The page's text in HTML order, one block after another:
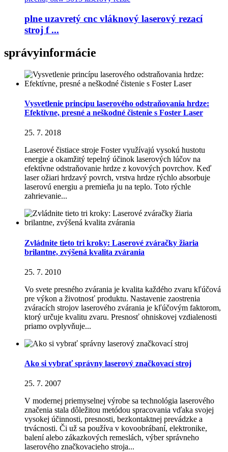
plne uzavretý cnc vláknový laserový rezací
stroj f ...
správyinformácie
Vysvetlenie princípu laserového odstraňovania hrdze:
Efektívne, presné a neškodné čistenie s Foster Laser
25. 7. 2018
Laserové čistiace stroje Foster využívajú vysokú hustotu
energie a okamžitý tepelný účinok laserových lúčov na
efektívne odstraňovanie hrdze z kovových povrchov. Keď
laser ožiari hrdzavý povrch, vrstva hrdze rýchlo absorbuje
laserovú energiu a premieňa ju na teplo. Toto rýchle
zahrievanie...
Zvládnite tieto tri kroky: Laserové zváračky žiaria
brilantne, zvýšená kvalita zvárania
25. 7. 2010
Vo svete presného zvárania je kvalita každého zvaru kľúčová
pre výkon a životnosť produktu. Nastavenie zaostrenia
zváracích strojov laserového zvárania je kľúčovým faktorom,
ktorý určuje kvalitu zvaru. Presnosť ohniskovej vzdialenosti
priamo ovplyvňuje...
Ako si vybrať správny laserový značkovací stroj
25. 7. 2007
V modernej priemyselnej výrobe sa technológia laserového
značenia stala dôležitou metódou spracovania vďaka svojej
vysokej účinnosti, presnosti, bezkontaktnej prevádzke a
trvácnosti. Či už sa používa v kovoobrábaní, elektronike,
balení alebo zákazkových remeslách, výber správneho
laserového značkovacieho stroja...